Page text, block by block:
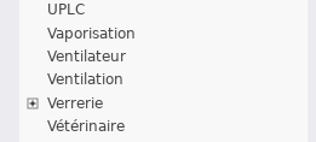
UPLC
Vaporisation
Ventilateur
Ventilation
Verrerie
Vétérinaire